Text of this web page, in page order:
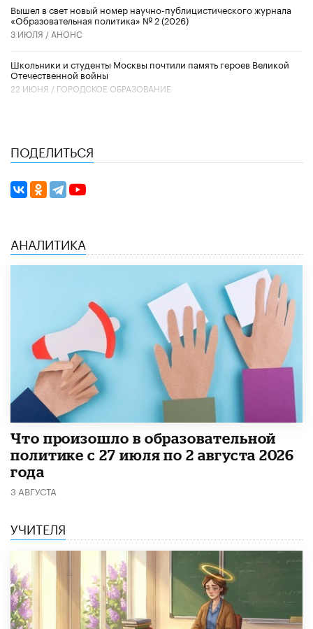
Вышел в свет новый номер научно-публицистического журнала
«Образовательная политика» № 2 (2026)
3 ИЮЛЯ / АНОНС
Школьники и студенты Москвы почтили память героев Великой
Отечественной войны
22 ИЮНЯ / ГОРОДСКОЕ ОБРАЗОВАНИЕ
ПОДЕЛИТЬСЯ
АНАЛИТИКА
​Что произошло в образовательной
политике с 27 июля по 2 августа 2026
года
3 АВГУСТА
УЧИТЕЛЯ